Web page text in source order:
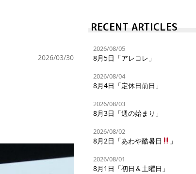
2026/03/30
RECENT ARTICLES
2026/08/05
8月5日「アレコレ」
2026/08/04
8月4日「定休日前日」
2026/08/03
8月3日「週の始まり」
2026/08/02
8月2日「あわや酷暑日 」
2026/08/01
8月1日「初日＆土曜日」